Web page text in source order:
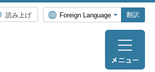
読み上げ 翻訳